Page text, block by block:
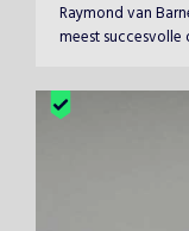
Raymond van
meest succesvolle
volksjongen tot
deze titel, en de
Raymond, als
moment als